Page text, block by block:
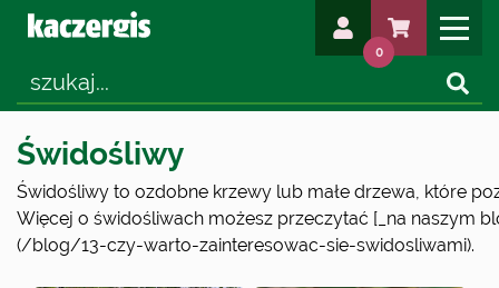
0
Świdośliwy
Świdośliwy to ozdobne krzewy lub małe drzewa, które
Więcej o świdośliwach możesz przeczytać [_na naszym
(/blog/13-czy-warto-zainteresowac-sie-swidosliwami).